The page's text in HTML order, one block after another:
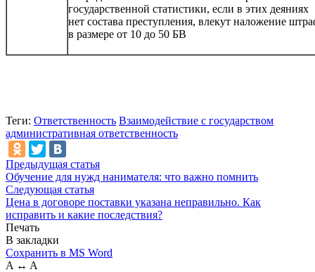
государственной статистики, если в этих деяниях
нет состава преступления, влекут наложение
в размере от 10 до 50 БВ
Теги: Ответственность Взаимодействие с государством
административная ответственность
Предыдущая статья
Обучение для нужд нанимателя: что важно помнить
Следующая статья
Цена в договоре поставки указана неправильно. Как
исправить и какие последствия?
Печать
В закладки
Сохранить в MS Word
A ↔ A